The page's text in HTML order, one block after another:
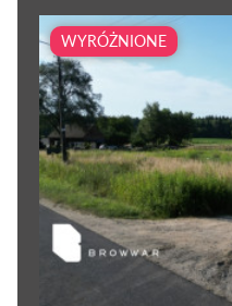
WYRÓŻNIONE